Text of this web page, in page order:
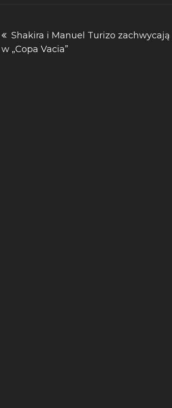
Nawigacja
wpisu
Shakira i Manuel Turizo zachwycają
w „Copa Vacia”